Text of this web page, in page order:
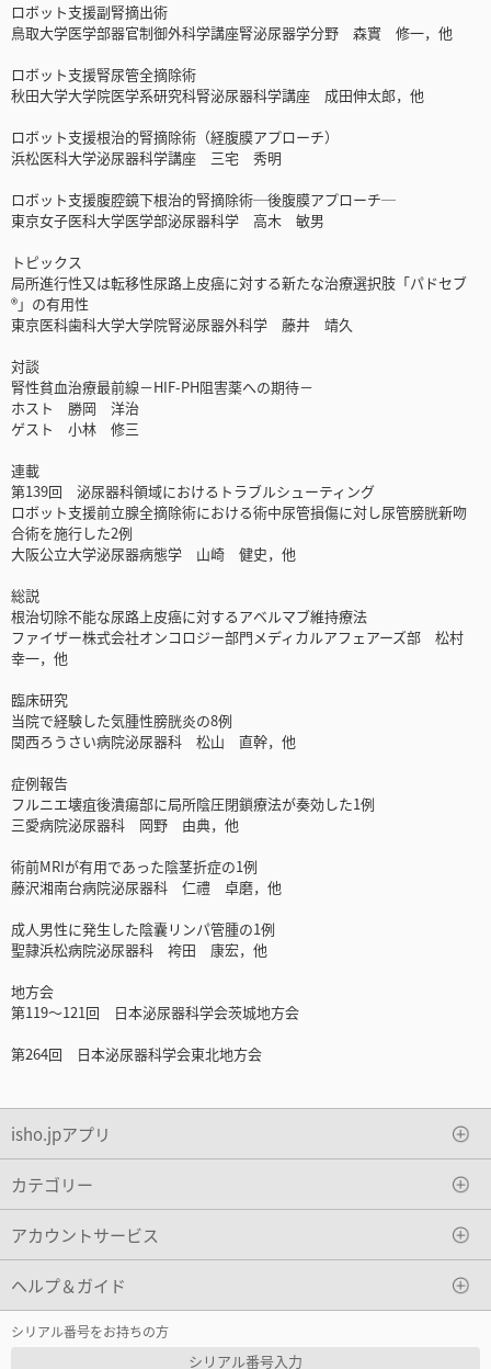
ロボット支援副腎摘出術
鳥取大学医学部器官制御外科学講座腎泌尿器学分野 森實 修一，他
ロボット支援腎尿管全摘除術
秋田大学大学院医学系研究科腎泌尿器科学講座 成田伸太郎，他
ロボット支援根治的腎摘除術（経腹膜アプローチ）
浜松医科大学泌尿器科学講座 三宅 秀明
ロボット支援腹腔鏡下根治的腎摘除術─後腹膜アプローチ─
東京女子医科大学医学部泌尿器科学 高木 敏男
トピックス
局所進行性又は転移性尿路上皮癌に対する新たな治療選択肢「パドセブ
®」の有用性
東京医科歯科大学大学院腎泌尿器外科学 藤井 靖久
対談
腎性貧血治療最前線－HIF-PH阻害薬への期待－
ホスト 勝岡 洋治
ゲスト 小林 修三
連載
第139回 泌尿器科領域におけるトラブルシューティング
ロボット支援前立腺全摘除術における術中尿管損傷に対し尿管膀胱新吻
合術を施行した2例
大阪公立大学泌尿器病態学 山崎 健史，他
総説
根治切除不能な尿路上皮癌に対するアベルマブ維持療法
ファイザー株式会社オンコロジー部門メディカルアフェアーズ部 松村
幸一，他
臨床研究
当院で経験した気腫性膀胱炎の8例
関西ろうさい病院泌尿器科 松山 直幹，他
症例報告
フルニエ壊疽後潰瘍部に局所陰圧閉鎖療法が奏効した1例
三愛病院泌尿器科 岡野 由典，他
術前MRIが有用であった陰茎折症の1例
藤沢湘南台病院泌尿器科 仁禮 卓磨，他
成人男性に発生した陰囊リンパ管腫の1例
聖隷浜松病院泌尿器科 袴田 康宏，他
地方会
第119～121回 日本泌尿器科学会茨城地方会
第264回 日本泌尿器科学会東北地方会
isho.jpアプリ
カテゴリー
アカウントサービス
ヘルプ＆ガイド
シリアル番号をお持ちの方
シリアル番号入力